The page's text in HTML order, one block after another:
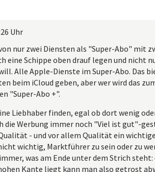
Uhr
nur zwei Diensten als "Super-Abo" mit
eine Schippe oben drauf legen und nicht
Alle Apple-Dienste im Super-Abo. Das
beim iCloud geben, aber wer wird das
"Super-Abo +".
Liebhaber finden, egal ob dort wenig
die Werbung immer noch "Viel ist gut"-
- und vor allem Qualität ein
wichtig, Marktführer zu sein oder zu
was am Ende unter dem Strich steht:
Kante liegt kann man also getrost